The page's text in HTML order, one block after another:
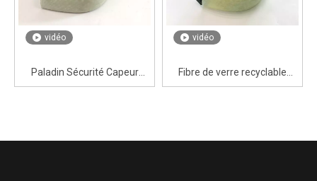
vidéo
Paladin Sécurité Capeur
d'orteil en fibre de verre
vidéo
Fibre de verre recyclable
nouveau matériau Cap